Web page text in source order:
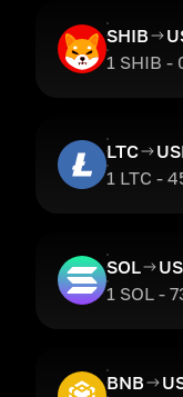
SHIB
1 SHIB -
LTC
1 LTC -
SOL
1 SOL -
BNB